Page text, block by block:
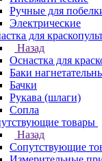
Ручные для
Электрические
для
Назад
Оснастка для
Баки
Бачки
Рукава (шлаги)
Сопла
товары
Назад
Сопутствующие